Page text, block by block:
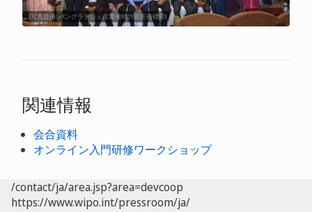
(写真提供: バングラデシュ産業省特許意匠商標部)
関連情報
会合資料
オンライン入門研修ワークショップ
/contact/ja/area.jsp?area=devcoop
https://www.wipo.int/pressroom/ja/